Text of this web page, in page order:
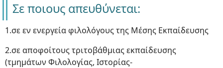
Σε ποιους απευθύνεται:
1.σε εν ενεργεία φιλολόγους της Μέσης Εκπαίδευσης
2.σε αποφοίτους τριτοβάθμιας εκπαίδευσης
(τμημάτων Φιλολογίας, Ιστορίας-